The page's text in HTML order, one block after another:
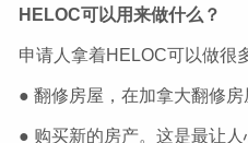
HELOC可以用来做什么？
申请人拿着HELOC可以做很
● 翻修房屋，在加拿大翻修
● 购买新的房产。这是最让